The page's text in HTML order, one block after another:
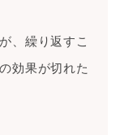
、繰り返すこ
効果が切れた